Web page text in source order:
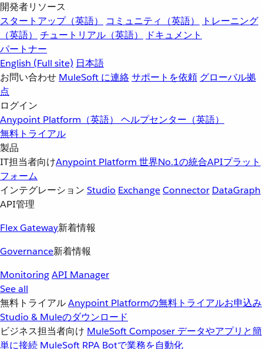
開発者リソース
スタートアップ（英語）
コミュニティ（英語）
トレーニング
（英語）
チュートリアル（英語）
ドキュメント
パートナー
English (Full site) 日本語
お問い合わせ MuleSoft に連絡サポートを依頼 グローバル拠
点
ログイン
Anypoint Platform（英語） ヘルプセンター（英語）
無料トライアル
製品
IT担当者向けAnypoint Platform 世界No.1の統合APIプラット
フォーム
インテグレーション Studio ExchangeConnector DataGraph
API管理
Flex Gateway新着情報
Governance新着情報
MonitoringAPI Manager
See all
無料トライアルAnypoint Platformの無料トライアルお申込み
Studio & Muleのダウンロード
ビジネス担当者向け MuleSoft Composer データやアプリと簡
単に接続 MuleSoft RPA Botで業務を自動化